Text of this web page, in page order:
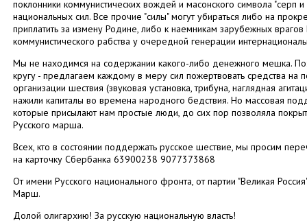
поклонники коммунистических вождей и масонского символа "серп
национальных сил. Все прочие "силы" могут убираться либо на
приплатить за измену Родине, либо к наемникам зарубежных
коммунистического рабства у очередной генерации
Мы не находимся на содержании какого-либо денежного мешка.
кругу - предлагаем каждому в меру сил пожертвовать средства
организации шествия (звуковая установка, трибуна, наглядная
нажили капиталы во времена народного бедствия. Но массовая
которые присылают нам простые люди, до сих пор позволяла
Русского марша.
Всех, кто в состоянии поддержать русское шествие, мы просим
на карточку Сбербанка 63900238 9077373868
От имени Русского национального фронта, от партии "Великая
Марш.
Долой олигархию! За русскую национальную власть!